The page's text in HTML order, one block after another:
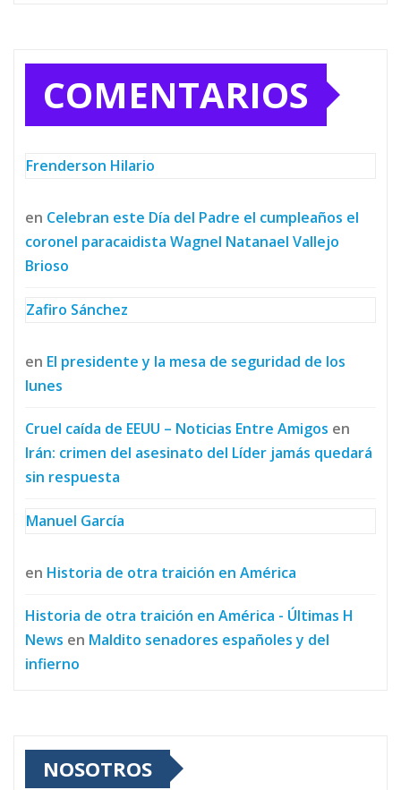
COMENTARIOS
Frenderson Hilario
en Celebran este Día del Padre el cumpleaños el
coronel paracaidista Wagnel Natanael Vallejo
Brioso
Zafiro Sánchez
en El presidente y la mesa de seguridad de los
lunes
Cruel caída de EEUU – Noticias Entre Amigos en
Irán: crimen del asesinato del Líder jamás quedará
sin respuesta
Manuel García
en Historia de otra traición en América
Historia de otra traición en América - Últimas H
News en Maldito senadores españoles y del
infierno
NOSOTROS